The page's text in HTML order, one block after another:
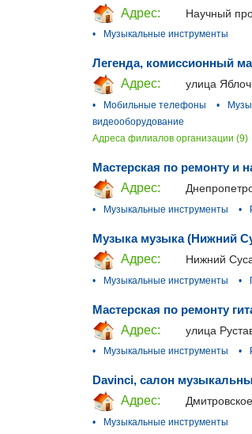
Адрес:
Научный
•
Музыкальные инструменты
Легенда, комиссионный
Адрес:
улица
•
Мобильные телефоны •
видеооборудование
Адреса филиалов организации (9)
Мастерская по ремонту и
Адрес:
•
Музыкальные инструменты •
Музыка музыка (Нижний
Адрес:
Нижний
•
Музыкальные инструменты •
Мастерская по ремонту
Адрес:
улица
•
Музыкальные инструменты •
Davinci, салон
Адрес:
•
Музыкальные инструменты